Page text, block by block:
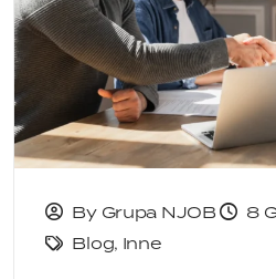
By Grupa NJOB
8
Blog, Inne